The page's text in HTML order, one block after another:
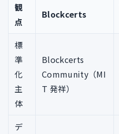
観
点
Blockcerts
標
準
化
主
体
Blockcerts
Community（MI
T 発祥）
デ